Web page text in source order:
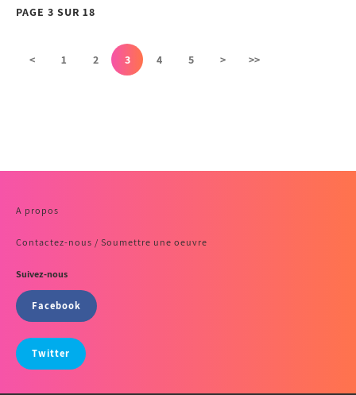
PAGE 3 SUR 18
< 1 2 3 4 5 > >>
A propos
Contactez-nous / Soumettre une oeuvre
Suivez-nous
Facebook
Twitter